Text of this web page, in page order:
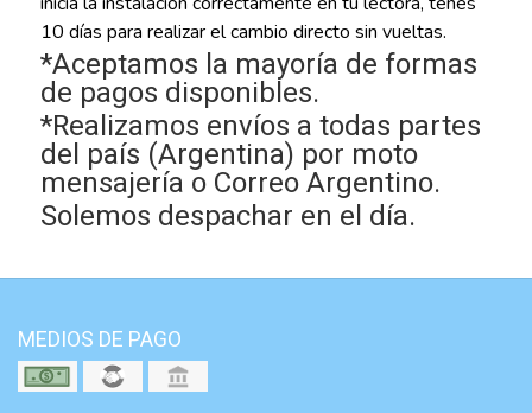
10 días para realizar el cambio directo sin vueltas.
*Aceptamos la mayoría de formas
de pagos disponibles.
*Realizamos envíos a todas partes
del país (Argentina) por moto
mensajería o Correo Argentino.
Solemos despachar en el día.
MEDIOS DE PAGO